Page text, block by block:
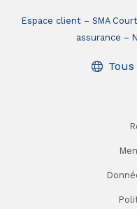
Espace client SMA
assurance